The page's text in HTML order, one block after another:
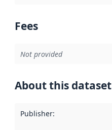
Fees
Not provided
About this dataset
Publisher: